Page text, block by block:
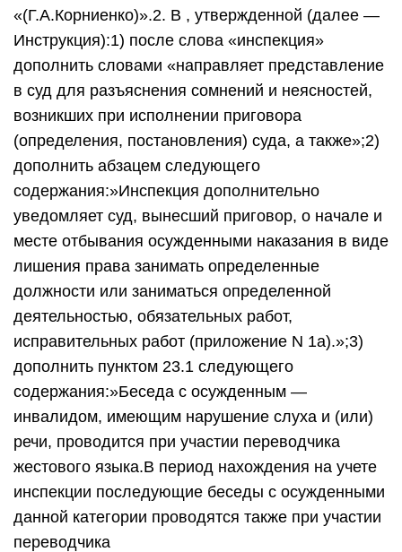
«(Г.А.Корниенко)».2. В , утвержденной (далее —
Инструкция):1) после слова «инспекция»
дополнить словами «направляет представление
в суд для разъяснения сомнений и неясностей,
возникших при исполнении приговора
(определения, постановления) суда, а также»;2)
дополнить абзацем следующего
содержания:»Инспекция дополнительно
уведомляет суд, вынесший приговор, о начале и
месте отбывания осужденными наказания в виде
лишения права занимать определенные
должности или заниматься определенной
деятельностью, обязательных работ,
исправительных работ (приложение N 1а).»;3)
дополнить пунктом 23.1 следующего
содержания:»Беседа с осужденным —
инвалидом, имеющим нарушение слуха и (или)
речи, проводится при участии переводчика
жестового языка.В период нахождения на учете
инспекции последующие беседы с осужденными
данной категории проводятся также при участии
переводчика